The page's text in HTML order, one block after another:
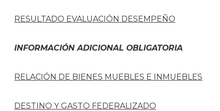
RESULTADO EVALUACIÓN DESEMPEÑO
INFORMACIÓN ADICIONAL OBLIGATORIA
RELACIÓN DE BIENES MUEBLES E INMUEBLES
DESTINO Y GASTO FEDERALIZADO